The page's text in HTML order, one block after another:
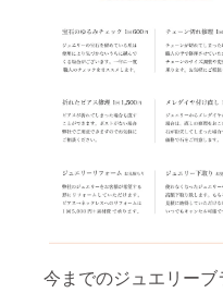
今までのジュエリーブ